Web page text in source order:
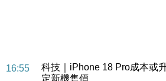
16:55
科技｜iPhone 18 Pro成本或
定新機售價